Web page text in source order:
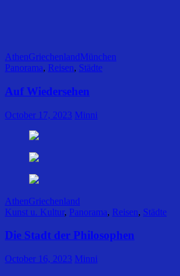
AthenGriechenlandMünchen
Panorama, Reisen, Städte
Auf Wiedersehen
October 17, 2023 Minni
AthenGriechenland
Kunst u. Kultur, Panorama, Reisen, Städte
Die Stadt der Philosophen
October 16, 2023 Minni